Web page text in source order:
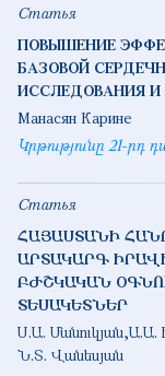
Статья
ПОВЫШЕНИЕ
БАЗОВОЙ
ИССЛЕДОВАНИЯ
Манасян Карине
Կրթությունը 21-րդ
Статья
ՀԱՅԱՍՏԱՆԻ
ԱՐՏԱԿԱՐԳ
ԲԺՇԿԱԿԱՆ
ՏԵՍԱԿԵՏՆԵՐ
Ս.Ա. Մանուկյան Ա.Ա.
Ն.Տ. Վանեսյան